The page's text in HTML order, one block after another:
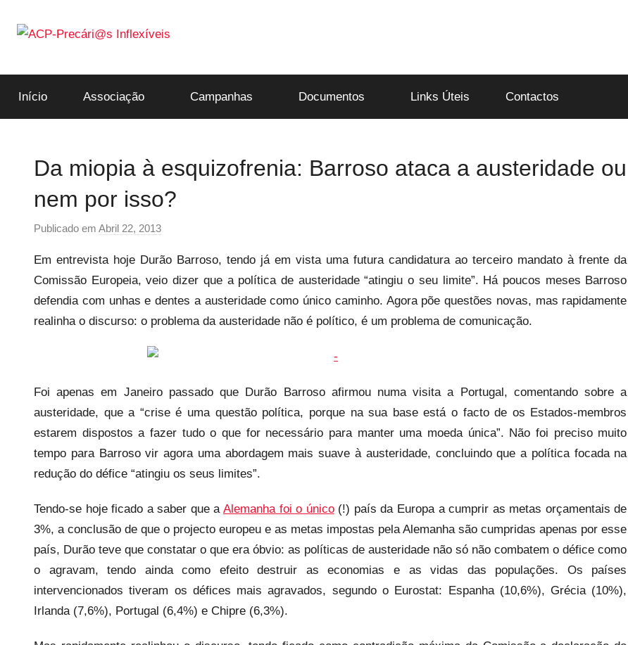
para
ACP-
Precári@s
Início Associação Campanhas Documentos Links Úteis Contactos
Da miopia à esquizofrenia: Barroso ataca a austeridade ou
nem por isso?
Publicado em Abril 22, 2013
r
p
r
e
i
o
s
i
v
e
Em entrevista hoje Durão Barroso, tendo já em vista uma futura candidatura ao terceiro mandato à frente da
Comissão Europeia, veio dizer que a política de austeridade “atingiu o seu limite”. Há poucos meses Barroso
defendia com unhas e dentes a austeridade como único caminho. Agora põe questões novas, mas rapidamente
realinha o discurso: o problema da austeridade não é político, é um problema de comunicação.
Foi apenas em Janeiro passado que Durão Barroso afirmou numa visita a Portugal, comentando sobre a
austeridade, que a “crise é uma questão política, porque na sua base está o facto de os Estados-membros
estarem dispostos a fazer tudo o que for necessário para manter uma moeda única”. Não foi preciso muito
tempo para Barroso vir agora uma abordagem mais suave à austeridade, concluindo que a política focada na
redução do défice “atingiu os seus limites”.
Tendo-se hoje ficado a saber que a Alemanha foi o único(!) país da Europa a cumprir as metas orçamentais de
3%, a conclusão de que o projecto europeu e as metas impostas pela Alemanha são cumpridas apenas por esse
país, Durão teve que constatar o que era óbvio: as políticas de austeridade não só não combatem o défice como
o agravam, tendo ainda como efeito destruir as economias e as vidas das populações. Os países
intervencionados tiveram os défices mais agravados, segundo o Eurostat: Espanha (10,6%), Grécia (10%),
Irlanda (7,6%), Portugal (6,4%) e Chipre (6,3%).